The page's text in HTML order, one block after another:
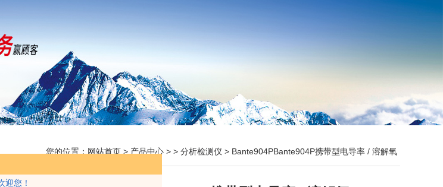
迎您！
您的位置： 网站首页 > 产品中心 > > 分析检测仪 > Bante904PBante904P携带型电导率 / 溶解氧